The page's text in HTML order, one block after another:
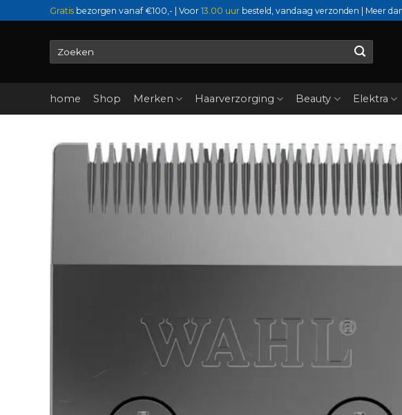
Gratis bezorgen vanaf €100,- | Voor 13.00 uur besteld, vandaag verzonden | Meer
Zoeken
home Shop Merken Haarverzorging Beauty Elektra